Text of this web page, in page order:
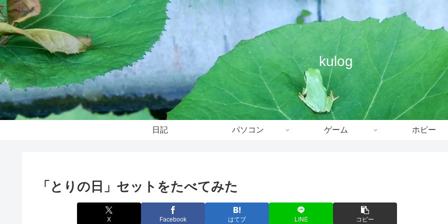
kulog
日記 パソコン ゲーム ホビー
「とりの日」セットをたべてみた
X Facebook はてブ LINE コピー